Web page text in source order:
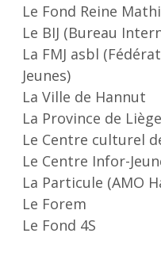
Le Fond Reine
Le BIJ (Bureau
La FMJ asbl
Jeunes)
La Ville de Hannut
La Province de Liège
Le Centre culturel
Le Centre Infor-
La Particule (AMO
Le Forem
Le Fond 4S